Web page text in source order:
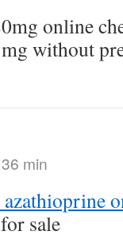
online
without
min
sale